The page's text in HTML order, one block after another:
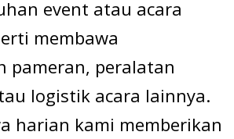
event atau acara
membawa
pameran, peralatan
logistik acara lainnya.
harian kami memberikan